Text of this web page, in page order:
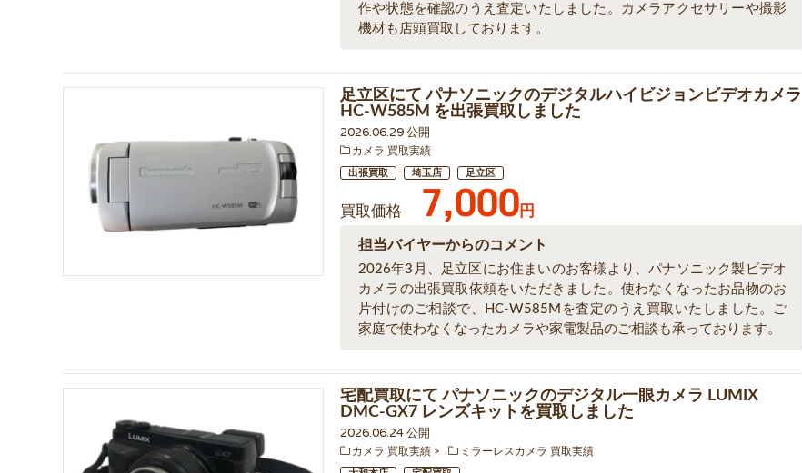
作や状態を確認のうえ査定いたしました。カメラアクセサリーや撮影
機材も店頭買取しております。
足立区にて パナソニックのデジタルハイビジョンビデオカメラ
HC-W585M を出張買取しました
2026.06.29 公開
カメラ 買取実績
出張買取 埼玉店 足立区
買取価格 7,000円
担当バイヤーからのコメント
2026年3月、足立区にお住まいのお客様より、パナソニック製ビデオ
カメラの出張買取依頼をいただきました。使わなくなったお品物のお
片付けのご相談で、HC-W585Mを査定のうえ買取いたしました。ご
家庭で使わなくなったカメラや家電製品のご相談も承っております。
宅配買取にて パナソニックのデジタル一眼カメラ LUMIX
DMC-GX7 レンズキットを買取しました
2026.06.24 公開
カメラ 買取実績 ミラーレスカメラ 買取実績